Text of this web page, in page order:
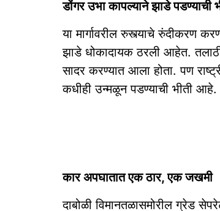
डोंगर उभा कापल्‍याने झाडे पडण्‍याची
या मार्गावरील रुस्त्याचे रुंदीकरण
झाडे धोकादायक ठरली आहेत.
सादर करण्यात आला होता. पण
कधीही उन्मळून पडण्‍याची भीती आहे.
कार अपघातात एक ठार, एक जखमी
दाबोळी विमानतळासमोरील ग्रेड